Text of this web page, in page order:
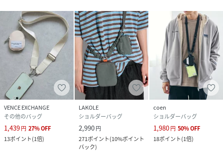
VENCE EXCHANGE
その他のバッグ
1,439円 27%OFF
13ポイント(1倍)
LAKOLE
ショルダーバッグ
2,990円
271ポイント(10%ポイント
バック)
coen
ショルダーバッグ
1,980円 50%OFF
18ポイント(1倍)